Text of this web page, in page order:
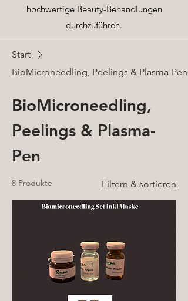
hochwertige Beauty-Behandlungen
durchzuführen.
Start
BioMicroneedling, Peelings & Plasma-Pen
BioMicroneedling,
Peelings & Plasma-
Pen
8 Produkte Filtern & sortieren